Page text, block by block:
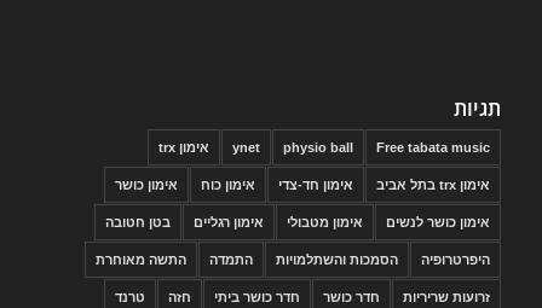
תגיות
Free tabata music
physio ball
ynet אימון trx
אימון trx בתל אביב אימון חד-צדי אימון כוח אימון כושר
אימון כושר לנשים אימון מטבולי אימון רגליים בטן חטובה
היפרטרופיה הסמכות והשתלמויות התמדה התשה מאוחרת
זרועות שריריות חדר כושר חדר כושר ביתי חזה טרנד